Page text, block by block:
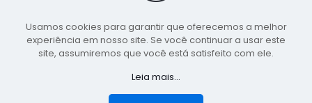
Copyright 2021-2026 - Assessoria de Comunicação da
Prefeitura de São Bento do Una - PE
publicidadeLumusWeb - Agência Digital
Usamos cookies para garantir que oferecemos a melhor
experiência em nosso site. Se você continuar a usar este
site, assumiremos que você está satisfeito com ele.
Leia mais...